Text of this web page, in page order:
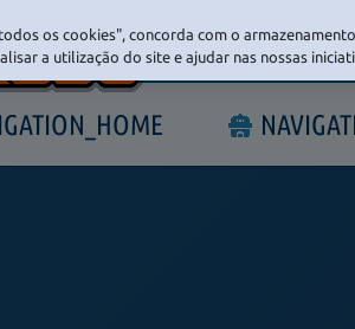
os cookies", concorda com o
a utilização do site e ajudar nas nossas